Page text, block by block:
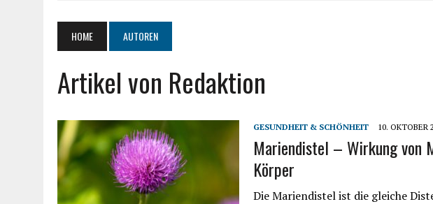
7. AUGUST 2018 | POLITISCHE STIFTUNGEN
16. APRIL 2024
DIE ROLLE VON DATA SCIENCE BEI DER GRÜNDUNG EINER STIFTUNG
HOME AUTOREN
Artikel von Redaktion
GESUNDHEIT & SCHÖNHEIT 10. OKTOBER
Mariendistel – Wirkung von
Körper
Die Mariendistel ist die gleiche